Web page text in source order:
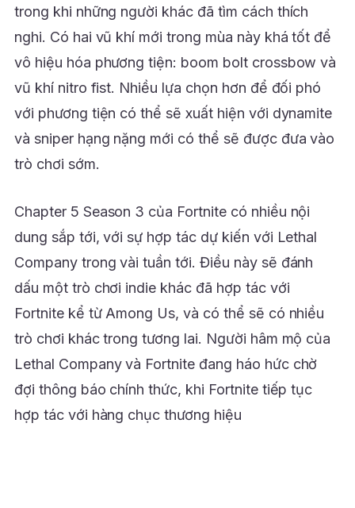
trong khi những người khác đã tìm cách thích
nghi. Có hai vũ khí mới trong mùa này khá tốt để
vô hiệu hóa phương tiện: boom bolt crossbow và
vũ khí nitro fist. Nhiều lựa chọn hơn để đối phó
với phương tiện có thể sẽ xuất hiện với dynamite
và sniper hạng nặng mới có thể sẽ được đưa vào
trò chơi sớm.
Chapter 5 Season 3 của Fortnite có nhiều nội
dung sắp tới, với sự hợp tác dự kiến với Lethal
Company trong vài tuần tới. Điều này sẽ đánh
dấu một trò chơi indie khác đã hợp tác với
Fortnite kể từ Among Us, và có thể sẽ có nhiều
trò chơi khác trong tương lai. Người hâm mộ của
Lethal Company và Fortnite đang háo hức chờ
đợi thông báo chính thức, khi Fortnite tiếp tục
hợp tác với hàng chục thương hiệu